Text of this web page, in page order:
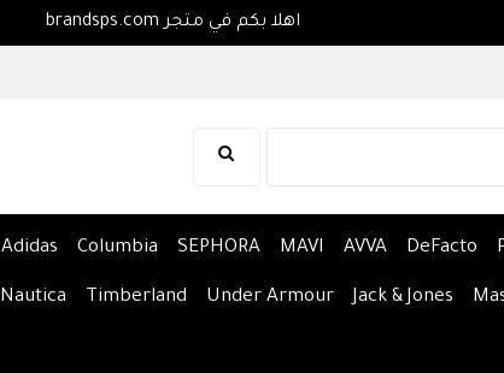
اهلا بكم في متجر brandsps.com
DeFacto
AVVA
MAVI
SEPHORA
Columbia
Adidas
Jack & Jones
Under Armour
Timberland
Nautica